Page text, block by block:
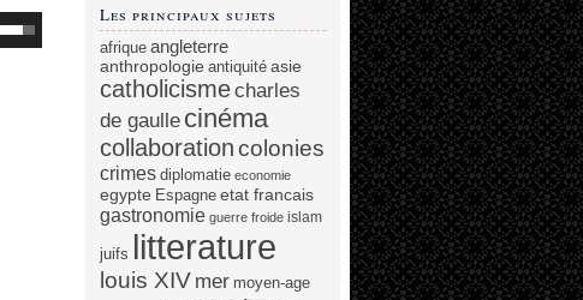
Les principaux sujets
afrique angleterre
anthropologie antiquité asie
catholicismecharles
de gaulle cinéma
collaborationcolonies
crimes diplomatie economie
egypte Espagne etat francais
gastronomie guerre froide islam
juifs litterature
louis XIV mer moyen-age